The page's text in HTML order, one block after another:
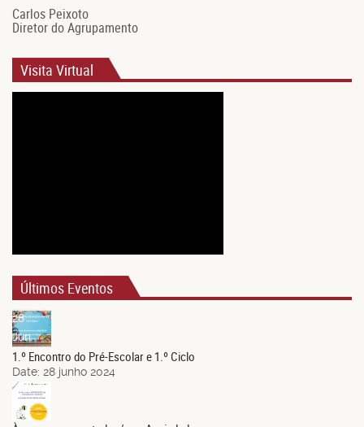
Carlos Peixoto
Diretor do Agrupamento
Visita Virtual
Últimos Eventos
28
Jun.
1.º Encontro do Pré-Escolar e 1.º Ciclo
Date: 28 junho 2024
21
Jun.